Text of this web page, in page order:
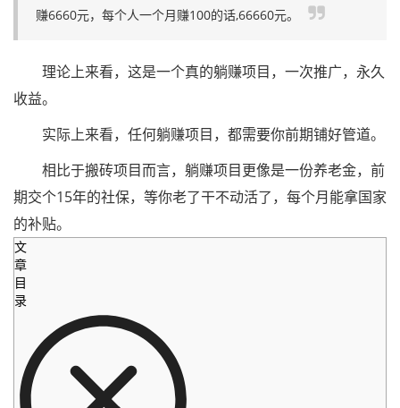
赚6660元，每个人一个月赚100的话,66660元。
理论上来看，这是一个真的躺赚项目，一次推广，永久
收益。
实际上来看，任何躺赚项目，都需要你前期铺好管道。
相比于搬砖项目而言，躺赚项目更像是一份养老金，前
期交个15年的社保，等你老了干不动活了，每个月能拿国家
的补贴。
文
章
目
录